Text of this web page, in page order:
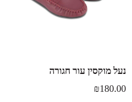
נעל מוקסין עור חגורה
₪180.00